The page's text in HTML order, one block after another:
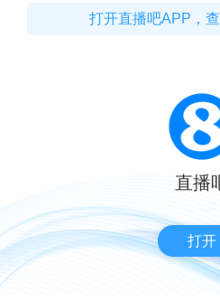
打开直播吧APP，
直播
打开